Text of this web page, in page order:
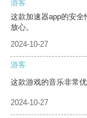
游客
这款加速器app的安
放心。
2024-10-27
游客
这款游戏的音乐非常
2024-10-27